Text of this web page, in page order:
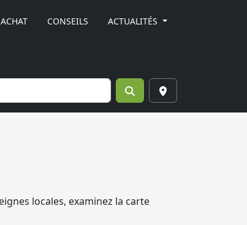
CONSEILS ACTUALITÉS
locales, examinez la carte